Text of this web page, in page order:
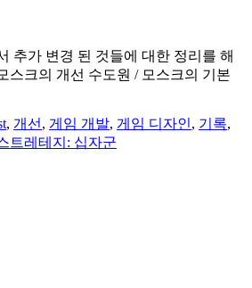
추가 변경 된 것들에 대한 정리를 해
스크의 개선 수도원 / 모스크의 기본
, 개선 , 게임 개발, 게임 디자인, 기록,
트레테지: 십자군